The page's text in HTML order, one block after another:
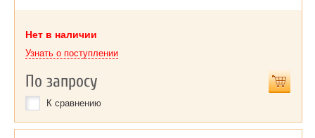
Нет в наличии
Узнать о поступлении
По запросу
К сравнению